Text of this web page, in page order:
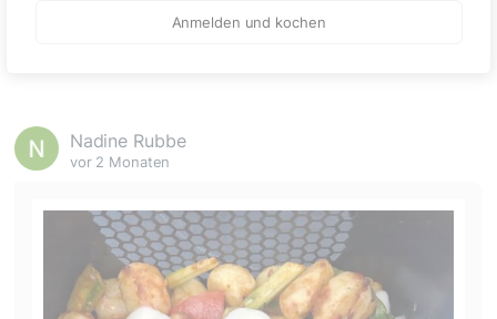
Anmelden und kochen
1500
Nadine Rubbe
vor 2 Monaten